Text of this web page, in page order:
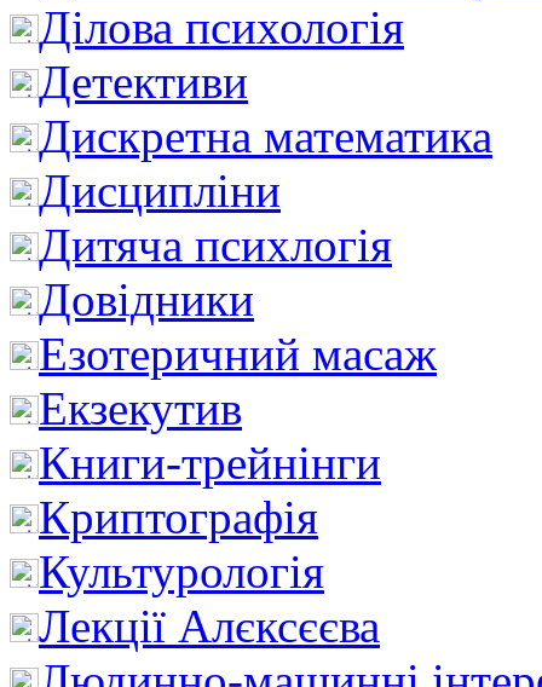
Ділова психологія
Детективи
Дискретна математика
Дисципліни
Дитяча психлогія
Довідники
Езотеричний масаж
Екзекутив
Книги-трейнінги
Криптографія
Культурологія
Лекції Алєксєєва